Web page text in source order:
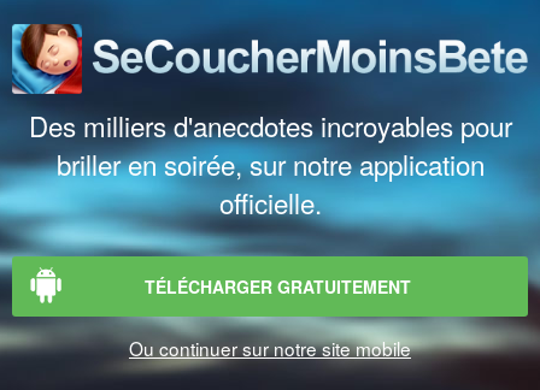
Des milliers d'anecdotes incroyables pour
briller en soirée, sur notre application
officielle.
TÉLÉCHARGER GRATUITEMENT
Ou continuer sur notre site mobile